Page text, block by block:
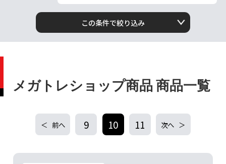
この条件で絞り込み
メガトレショップ商品 商品一覧
前へ 9 10 11 次へ